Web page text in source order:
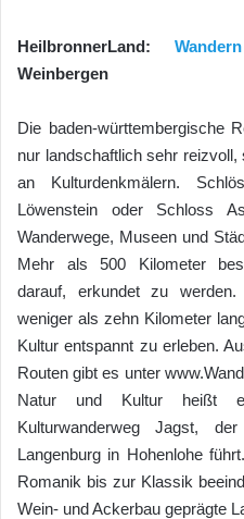
HeilbronnerLand: Wandern
Weinbergen
Die baden-württembergische
nur landschaftlich sehr
an Kulturdenkmälern.
Löwenstein oder Schloss
Wanderwege, Museen und
Mehr als 500 Kilometer
darauf, erkundet zu
weniger als zehn Kilometer
Kultur entspannt zu erleben.
Routen gibt es unter
Natur und Kultur heißt
Kulturwanderweg Jagst,
Langenburg in Hohenlohe
Romanik bis zur Klassik
Wein- und Ackerbau geprägte